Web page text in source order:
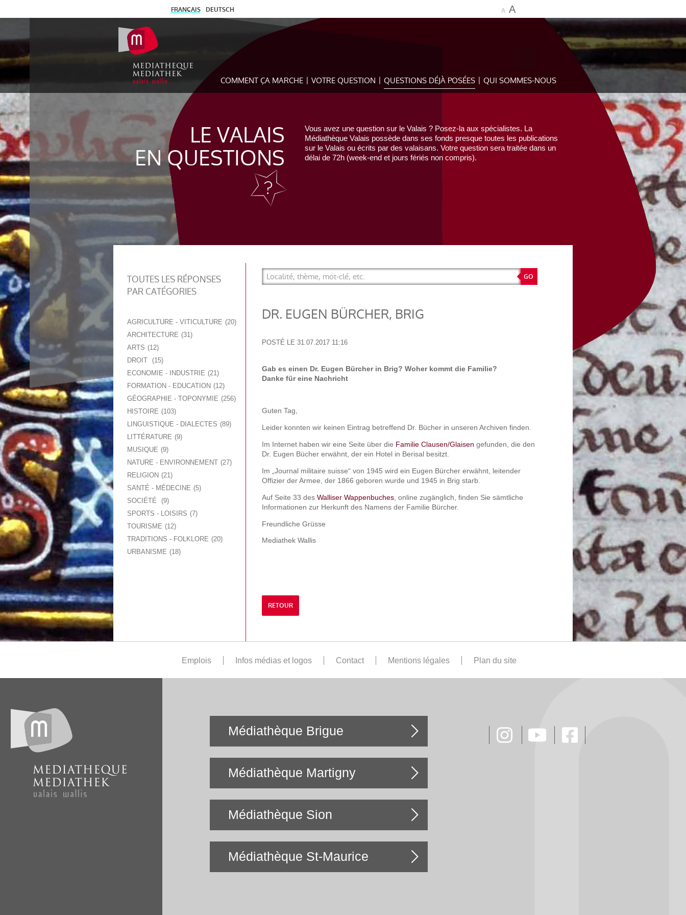
FRANÇAIS DEUTSCH A A
COMMENT ÇA MARCHE VOTRE QUESTION QUESTIONS DÉJÀ POSÉES QUI SOMMES-NOUS
LE VALAIS
EN QUESTIONS
Vous avez une question sur le Valais ? Posez-la aux spécialistes. La
Médiathèque Valais possède dans ses fonds presque toutes les publications
sur le Valais ou écrits par des valaisans. Votre question sera traitée dans un
délai de 72h (week-end et jours fériés non compris).
TOUTES LES RÉPONSES
PAR CATÉGORIES
AGRICULTURE - VITICULTURE
20
ARCHITECTURE
31
ARTS
12
DROIT
15
ECONOMIE - INDUSTRIE
21
FORMATION - EDUCATION
12
GÉOGRAPHIE - TOPONYMIE
256
HISTOIRE
103
LINGUISTIQUE - DIALECTES
89
LITTÉRATURE
9
MUSIQUE
9
NATURE - ENVIRONNEMENT 27
RELIGION
21
SANTÉ - MÉDECINE
5
SOCIÉTÉ
9
SPORTS - LOISIRS
7
TOURISME
12
TRADITIONS - FOLKLORE
20
URBANISME
18
DR. EUGEN BÜRCHER, BRIG
POSTÉ LE 31.07.2017 11:16
Gab es einen Dr. Eugen Bürcher in Brig? Woher kommt die Familie?
Danke für eine Nachricht
Guten Tag,
Leider konnten wir keinen Eintrag betreffend Dr. Bücher in unseren Archiven finden.
Im Internet haben wir eine Seite über die Familie Clausen/Glaisen gefunden, die den
Dr. Eugen Bücher erwähnt, der ein Hotel in Berisal besitzt.
Im „Journal militaire suisse“ von 1945 wird ein Eugen Bürcher erwähnt, leitender
Offizier der Armee, der 1866 geboren wurde und 1945 in Brig starb.
Auf Seite 33 des Walliser Wappenbuches, online zugänglich, finden Sie sämtliche
Informationen zur Herkunft des Namens der Familie Bürcher.
Freundliche Grüsse
Mediathek Wallis
RETOUR
Emplois Infos médias et logos Contact Mentions légales Plan du site
Médiathèque Brigue
Médiathèque Martigny
Médiathèque Sion
Médiathèque St-Maurice